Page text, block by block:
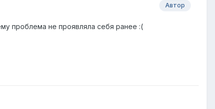
Автор
проблема не проявляла себя ранее :(